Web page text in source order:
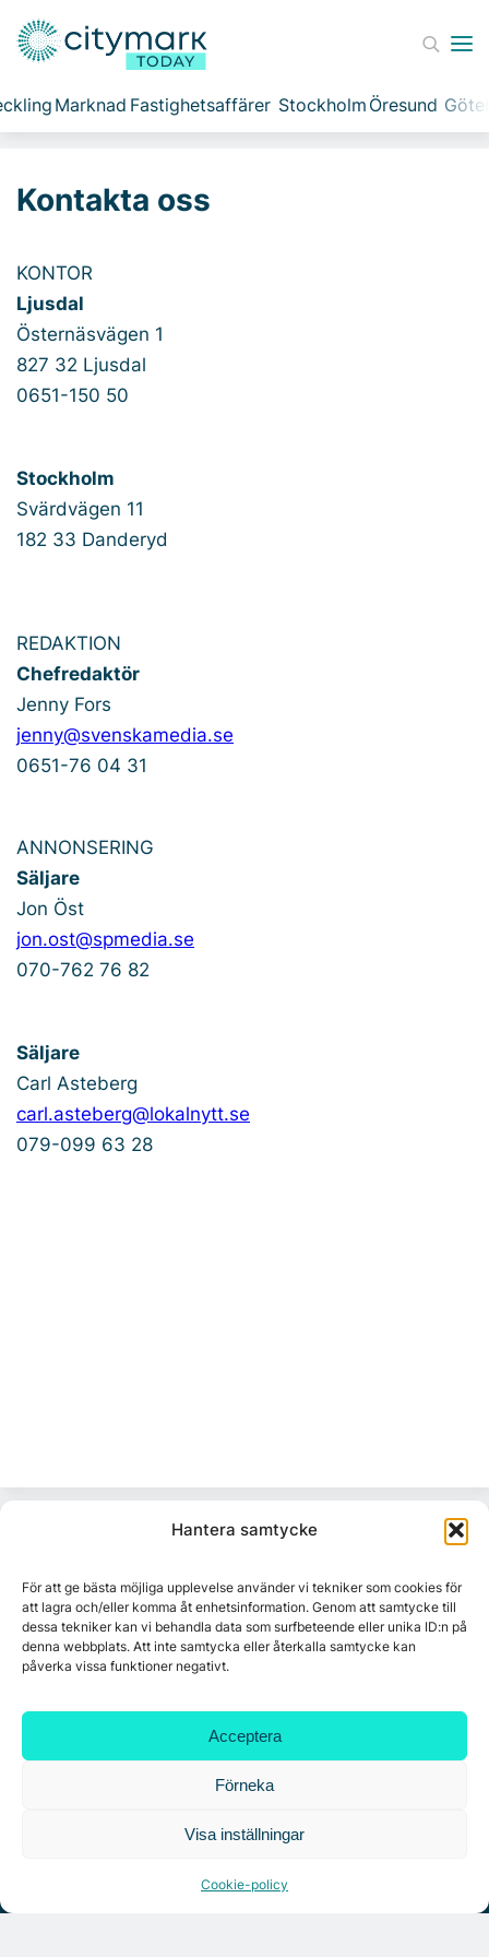
Hantera samtycke
För att ge bästa möjliga upplevelse använder vi tekniker som cookies för
att lagra och/eller komma åt enhetsinformation. Genom att samtycke till
dessa tekniker kan vi behandla data som surfbeteende eller unika ID:n på
denna webbplats. Att inte samtycka eller återkalla samtycke kan
påverka vissa funktioner negativt.
Acceptera
Förneka
Visa inställningar
Cookie-policy
Marknad Fastighetsaffärer Stockholm Öresund
Kontakta oss
KONTOR
Ljusdal
Östernäsvägen 1
827 32 Ljusdal
0651-150 50
Stockholm
Svärdvägen 11
182 33 Danderyd
REDAKTION
Chefredaktör
Jenny Fors
jenny@svenskamedia.se
0651-76 04 31
ANNONSERING
Säljare
Jon Öst
jon.ost@spmedia.se
070-762 76 82
Säljare
Carl Asteberg
carl.asteberg@lokalnytt.se
079-099 63 28